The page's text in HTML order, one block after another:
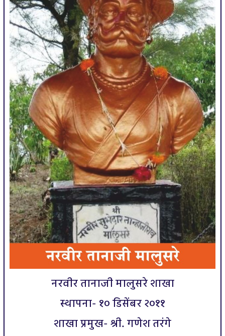
नरवीर तानाजी मालुसरे शाखा
स्थापना- १० डिसेंबर २०११
शाखा प्रमुख- श्री. गणेश तरंगे